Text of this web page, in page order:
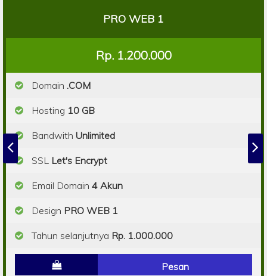
PRO WEB 1
Rp. 1.200.000
Domain .COM
Hosting 10 GB
Bandwith Unlimited
SSL Let's Encrypt
Email Domain 4 Akun
Design PRO WEB 1
Tahun selanjutnya Rp. 1.000.000
Pesan